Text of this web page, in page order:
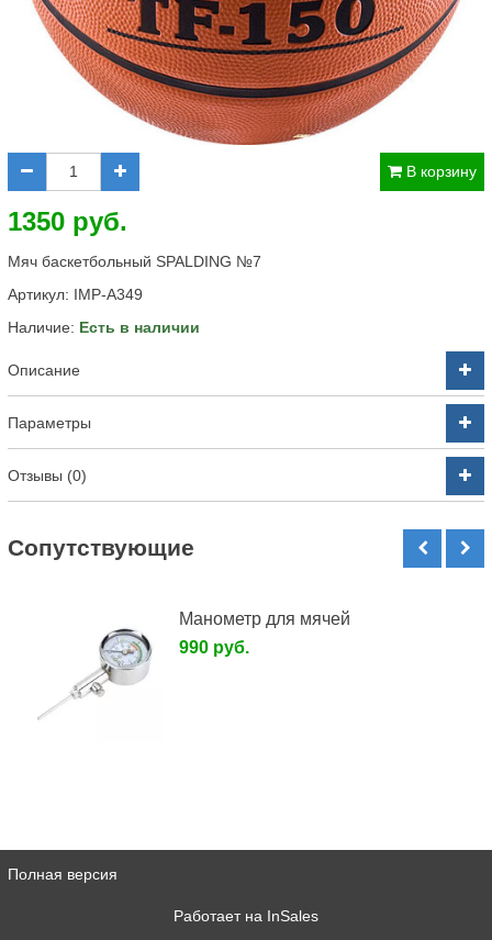
В корзину
1350 руб.
Мяч баскетбольный SPALDING №7
Артикул: IMP-A349
Наличие: Есть в наличии
Описание
Параметры
Отзывы (0)
Cопутствующие
Манометр для мячей
990 руб.
Полная версия
Работает на InSales